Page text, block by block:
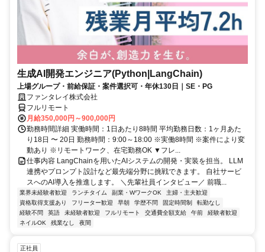
生成AI開発エンジニア(Python|LangChain)
上場グループ・前給保証・案件選択可・年休130日｜SE・PG
ファンタレイ株式会社
フルリモート
月給350,000円～900,000円
勤務時間詳細 実働時間：1日あたり8時間 平均勤務日数：1ヶ月あた
り18日 〜 20日 勤務時間：9:00～18:00 ※実働8時間 ※案件により変
動あり ※リモートワーク、在宅勤務OK ▼フレ...
仕事内容 LangChainを用いたAIシステムの開発・実装を担当。 LLM
連携やプロンプト設計など最先端分野に挑戦できます。 自社サービ
スへのAI導入を推進します。 ＼先輩社員インタビュー／ 前職...
業界未経験者歓迎 ランチタイム 副業・WワークOK
主婦・主夫歓迎
資格取得支援あり
フリーター歓迎 早朝 学歴不問 固定時間制
転勤なし
経験不問
英語 未経験者歓迎 フルリモート 交通費全額支給 午前
経験者歓迎
ネイルOK
残業なし 夜間
正社員